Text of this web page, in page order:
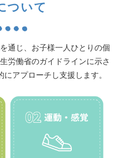
ついて
通じ、お子様一人ひとりの個
労働省のガイドラインに示さ
アプローチし支援します。